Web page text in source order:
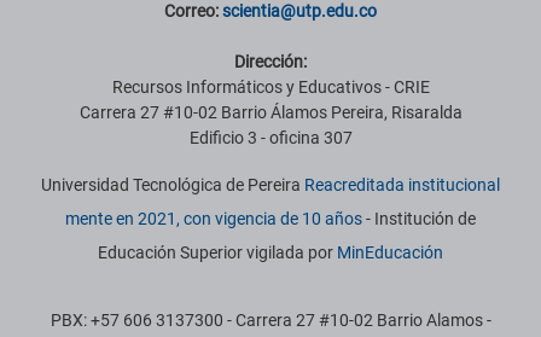
Correo:scientia@utp.edu.co
Dirección:
Recursos Informáticos y Educativos - CRIE
Carrera 27 #10-02 Barrio Álamos Pereira, Risaralda
Edificio 3 - oficina 307
Universidad Tecnológica de Pereira Reacreditada institucional
mente en 2021, con vigencia de 10 años- Institución de
Educación Superior vigilada por MinEducación
PBX: +57 606 3137300 - Carrera 27 #10-02 Barrio Alamos -